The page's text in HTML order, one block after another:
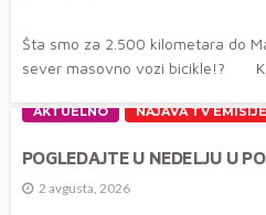
Šta smo za 2.500 kilometara do
sever masovno vozi bicikle!?
AKTUELNO NAJAVA TV EMISIJE
POGLEDAJTE U NEDELJU U
2 avgusta, 2026